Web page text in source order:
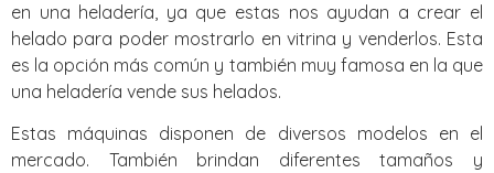
en una heladería, ya que estas nos ayudan a crear el
helado para poder mostrarlo en vitrina y venderlos. Esta
es la opción más común y también muy famosa en la que
una heladería vende sus helados.
Estas máquinas disponen de diversos modelos en el
mercado. También brindan diferentes tamaños y